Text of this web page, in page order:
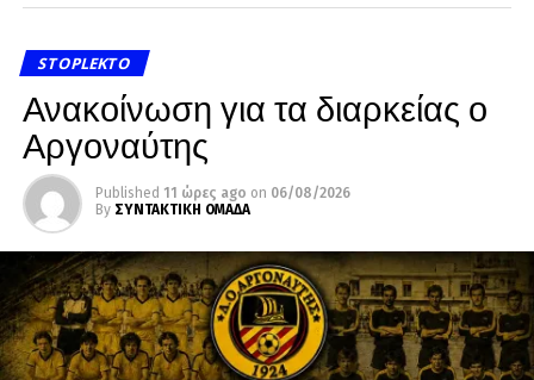
STOPLEKTO
Ανακοίνωση για τα διαρκείας ο
Αργοναύτης
Published 11 ώρες ago on 06/08/2026
By ΣΥΝΤΑΚΤΙΚΗ ΟΜΑΔΑ